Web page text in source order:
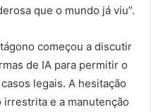
que o mundo já viu”.
começou a discutir
de IA para permitir o
legais. A hesitação
e a manutenção